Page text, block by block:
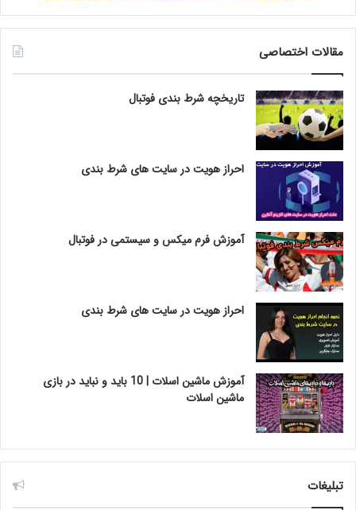
مقالات اختصاصی
تاریخچه شرط بندی فوتبال
احراز هویت در سایت های شرط بندی
آموزش فرم میکس و سیستمی در فوتبال
احراز هویت در سایت های شرط بندی
آموزش ماشین اسلات | 10 باید و نباید در بازی
ماشین اسلات
تبلیغات